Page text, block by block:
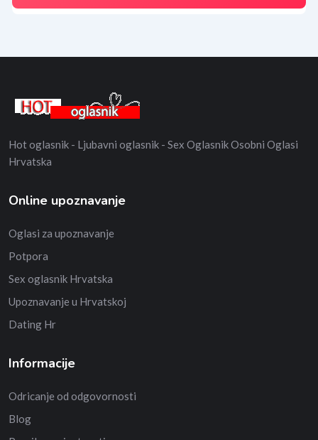
Hot oglasnik - Ljubavni oglasnik - Sex Oglasnik Osobni Oglasi
Hrvatska
Online upoznavanje
Oglasi za upoznavanje
Potpora
Sex oglasnik Hrvatska
Upoznavanje u Hrvatskoj
Dating Hr
Informacije
Odricanje od odgovornosti
Blog